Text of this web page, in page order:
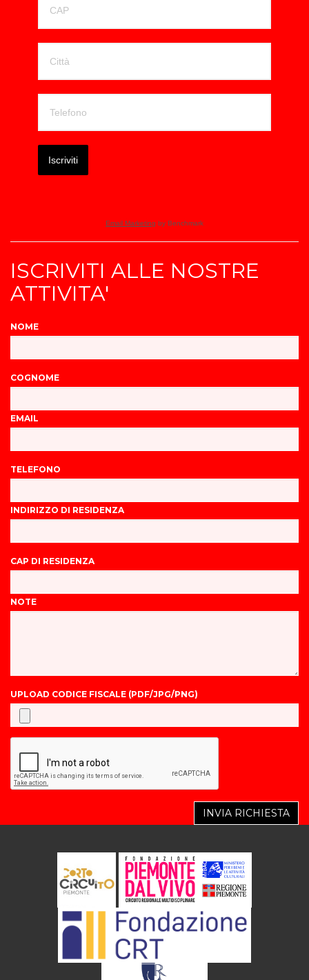
Iscriviti
Email Marketing by Benchmark
ISCRIVITI ALLE NOSTRE
ATTIVITA'
NOME
COGNOME
EMAIL
TELEFONO
INDIRIZZO DI RESIDENZA
CAP DI RESIDENZA
NOTE
UPLOAD CODICE FISCALE (PDF/JPG/PNG)
INVIA RICHIESTA